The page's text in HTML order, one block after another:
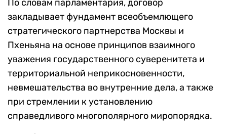
По словам парламентария, договор
закладывает фундамент всеобъемлющего
стратегического партнерства Москвы и
Пхеньяна на основе принципов взаимного
уважения государственного суверенитета и
территориальной неприкосновенности,
невмешательства во внутренние дела, а также
при стремлении к установлению
справедливого многополярного миропорядка.